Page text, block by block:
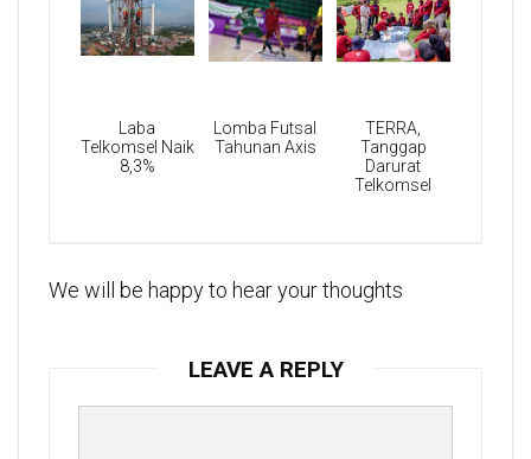
Laba
Telkomsel Naik
8,3%
Lomba Futsal
Tahunan Axis
TERRA,
Tanggap
Darurat
Telkomsel
We will be happy to hear your thoughts
LEAVE A REPLY